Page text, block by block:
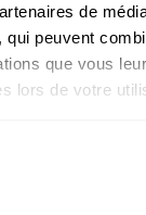
de
qui peuvent
que vous
lors de votre